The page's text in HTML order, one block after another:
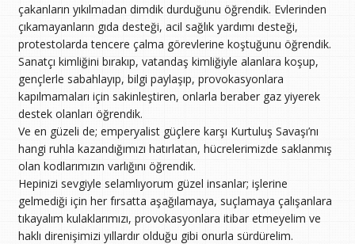
çakanların yıkılmadan dimdik durduğunu öğrendik. Evlerinden
çıkamayanların gıda desteği, acil sağlık yardımı desteği,
protestolarda tencere çalma görevlerine koştuğunu öğrendik.
Sanatçı kimliğini bırakıp, vatandaş kimliğiyle alanlara koşup,
gençlerle sabahlayıp, bilgi paylaşıp, provokasyonlara
kapılmamaları için sakinleştiren, onlarla beraber gaz yiyerek
destek olanları öğrendik.
Ve en güzeli de; emperyalist güçlere karşı Kurtuluş Savaşı’nı
hangi ruhla kazandığımızı hatırlatan, hücrelerimizde saklanmış
olan kodlarımızın varlığını öğrendik.
Hepinizi sevgiyle selamlıyorum güzel insanlar; işlerine
gelmediği için her fırsatta aşağılamaya, suçlamaya çalışanlara
tıkayalım kulaklarımızı, provokasyonlara itibar etmeyelim ve
haklı direnişimizi yıllardır olduğu gibi onurla sürdürelim.